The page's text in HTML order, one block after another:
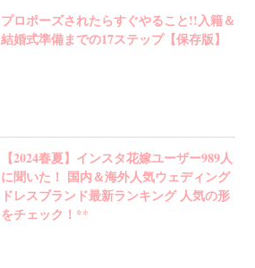
プロポーズされたらすぐやること!!入籍＆
結婚式準備までの17ステップ【保存版】
【2024春夏】インスタ花嫁ユーザー989人
に聞いた！ 国内＆海外人気ウェディング
ドレスブランド最新ランキング 人気の形
をチェック！**